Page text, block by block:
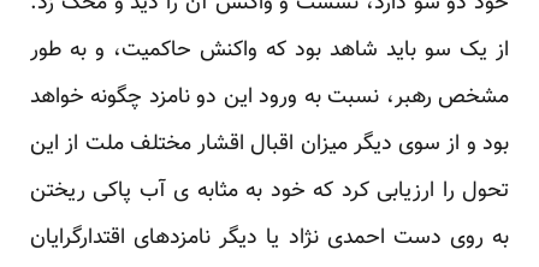
از یک سو باید شاهد بود که واکنش حاکمیت، ‏و به طور
مشخص رهبر، نسبت به ورود این دو نامزد چگونه خواهد
بود و از سوی دیگر میزان اقبال اقشار ‏مختلف ملت از این
تحول را ارزیابی کرد که خود به مثابه ی آب پاکی ریختن
به روی دست احمدی نژاد یا ‏دیگر نامزدهای اقتدارگرایان